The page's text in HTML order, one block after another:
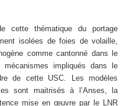
cette thématique du portage
isolées de foies de volaille,
comme cantonné dans le
impliqués dans le
de cette USC. Les modèles
sont maitrisés à l’Anses, la
mise en œuvre par le LNR